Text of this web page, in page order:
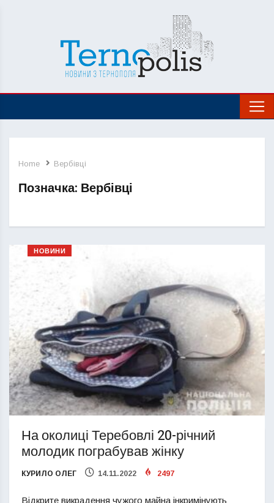
Home Вербівці
Позначка: Вербівці
НОВИНИ
На околиці Теребовлі 20-річний
молодик пограбував жінку
КУРИЛО ОЛЕГ 14.11.2022 2497
Відкрите викрадення чужого майна інкримінують